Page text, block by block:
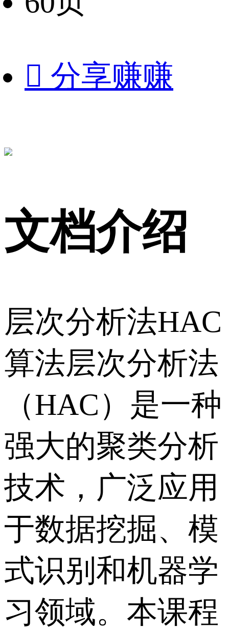
 分享赚赚
文档介绍
层次分析法HAC
算法层次分析法
（HAC）是一种
强大的聚类分析
技术，广泛应用
于数据挖掘、模
式识别和机器学
习领域。本课程